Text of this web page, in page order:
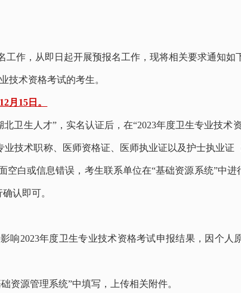
工作，从即日起开展预报名工作，现将相关要求通知如
技术资格考试的考生。
12月15日。
卫生人才”，实名认证后，在“2023年度卫生专业技术
技术职称、医师资格证、医师执业证以及护士执业
空白或信息错误，考生联系单位在“基础资源系统”中
认即可。
响2023年度卫生专业技术资格考试申报结果，因个
资源管理系统”中填写，上传相关附件。